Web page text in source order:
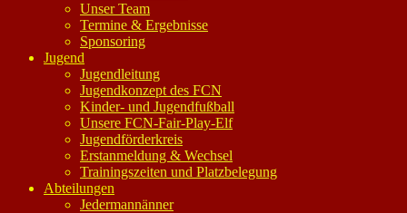
Unser Team
Termine & Ergebnisse
Sponsoring
Jugend
Jugendleitung
Jugendkonzept des FCN
Kinder- und Jugendfußball
Unsere FCN-Fair-Play-Elf
Jugendförderkreis
Erstanmeldung & Wechsel
Trainingszeiten und Platzbelegung
Abteilungen
Jedermannänner